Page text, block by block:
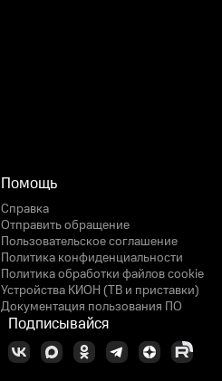
Помощь
Справка
Отправить обращение
Пользовательское соглашение
Политика конфиденциальности
Политика обработки файлов cookie
Устройства КИОН (ТВ и приставки)
Документация пользования ПО
Подписывайся